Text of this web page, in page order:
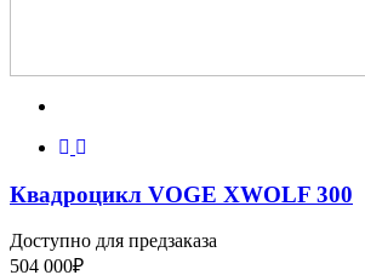
Квадроцикл VOGE XWOLF 300
Доступно для предзаказа
504 000₽